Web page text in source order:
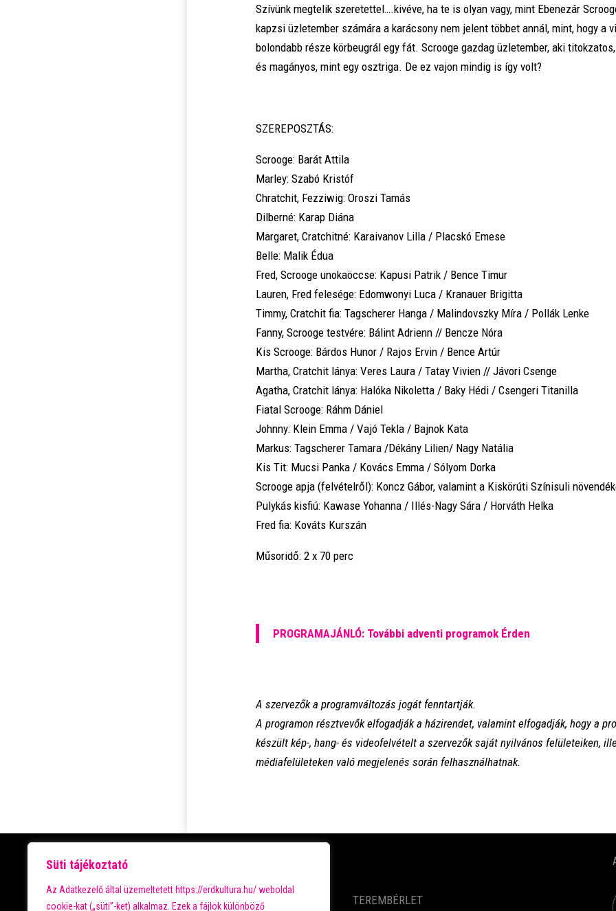
Süti tájékoztató
Az Adatkezelő által üzemeltetett https://erdkultura.hu/ weboldal
cookie-kat („süti”-ket) alkalmaz. Ezek a fájlok különböző
Szívünk megtelik szeretettel….kivéve, ha te is olyan vagy, mint Ebenezár
kapzsi üzletember számára a karácsony nem jelent többet annál, mint, hogy a
bolondabb része körbeugrál egy fát. Scrooge gazdag üzletember, aki
és magányos, mint egy osztriga. De ez vajon mindig is így volt?
SZEREPOSZTÁS:
Scrooge: Barát Attila
Marley: Szabó Kristóf
Chratchit, Fezziwig: Oroszi Tamás
Dilberné: Karap Diána
Margaret, Cratchitné: Karaivanov Lilla / Placskó Emese
Belle: Malik Édua
Fred, Scrooge unokaöccse: Kapusi Patrik / Bence Timur
Lauren, Fred felesége: Edomwonyi Luca / Kranauer Brigitta
Timmy, Cratchit fia: Tagscherer Hanga / Malindovszky Míra / Pollák Lenke
Fanny, Scrooge testvére: Bálint Adrienn // Bencze Nóra
Kis Scrooge: Bárdos Hunor / Rajos Ervin / Bence Artúr
Martha, Cratchit lánya: Veres Laura / Tatay Vivien // Jávori Csenge
Agatha, Cratchit lánya: Halóka Nikoletta / Baky Hédi / Csengeri Titanilla
Fiatal Scrooge: Ráhm Dániel
Johnny: Klein Emma / Vajó Tekla / Bajnok Kata
Markus: Tagscherer Tamara /Dékány Lilien/ Nagy Natália
Kis Tit: Mucsi Panka / Kovács Emma / Sólyom Dorka
Scrooge apja (felvételről): Koncz Gábor, valamint a Kiskörúti Színisuli
Pulykás kisfiú: Kawase Yohanna / Illés-Nagy Sára / Horváth Helka
Fred fia: Kováts Kurszán
Műsoridő: 2 x 70 perc
PROGRAMAJÁNLÓ: További adventi programok Érden
A szervezők a programváltozás jogát fenntartják.
A programon résztvevők elfogadják a házirendet, valamint elfogadják, hogy a
készült kép-, hang- és videofelvételt a szervezők saját nyilvános felületeiken,
médiafelületeken való megjelenés során felhasználhatnak.
PROGRAMOK
NAPTÁR
TEREMBÉRLET